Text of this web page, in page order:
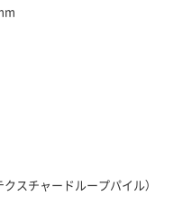
スチャードループパイル）